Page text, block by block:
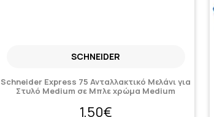
SCHNEIDER
Schneider Express 75 Ανταλλακτικό Μελάνι για
Στυλό Medium σε Μπλε χρώμα Medium
1,50€